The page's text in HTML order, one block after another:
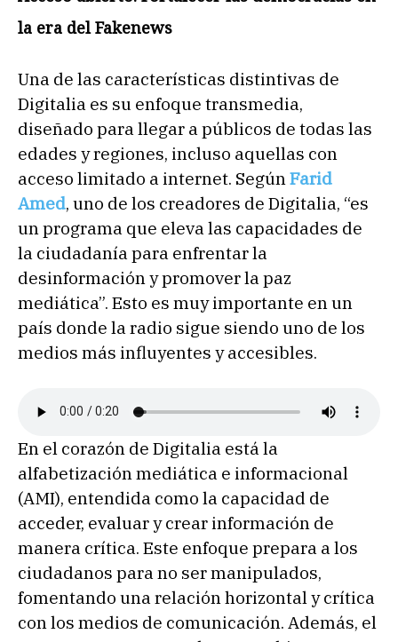
la era del Fakenews
Una de las características distintivas de
Digitalia es su enfoque transmedia,
diseñado para llegar a públicos de todas las
edades y regiones, incluso aquellas con
acceso limitado a internet. Según Farid
Amed, uno de los creadores de Digitalia, “es
un programa que eleva las capacidades de
la ciudadanía para enfrentar la
desinformación y promover la paz
mediática”. Esto es muy importante en un
país donde la radio sigue siendo uno de los
medios más influyentes y accesibles.
En el corazón de Digitalia está la
alfabetización mediática e informacional
(AMI), entendida como la capacidad de
acceder, evaluar y crear información de
manera crítica. Este enfoque prepara a los
ciudadanos para no ser manipulados,
fomentando una relación horizontal y crítica
con los medios de comunicación. Además, el